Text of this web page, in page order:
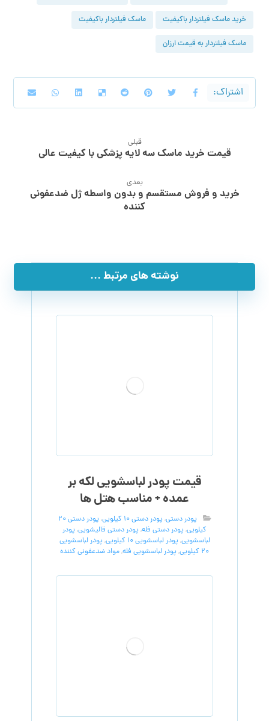
خرید ماسک فیلتردار باکیفیت ماسک فیلتردار باکیفیت
ماسک فیلتردار به قیمت ارزان
قبلی
قیمت خرید ماسک سه لایه پزشکی با کیفیت عالی
بعدی
خرید و فروش مستقسم و بدون واسطه ژل ضدعفونی
کننده
نوشته های مرتبط ...
قیمت پودر لباسشویی لکه بر
عمده + مناسب هتل ها
پودر دستی, پودر دستی 10 کیلویی ,
پودر دستی 20
کیلویی, پودر دستی فله, پودر دستی قالیشویی, پودر
لباسشویی, پودر لباسشویی 10 کیلویی , پودر لباسشویی
20 کیلویی
, پودر لباسشویی فله,مواد ضدعفونی کننده